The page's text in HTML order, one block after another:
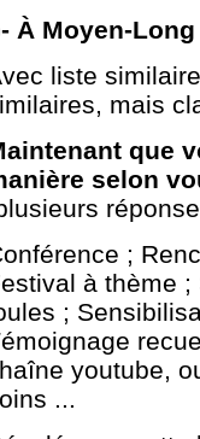
À Moyen-
liste
mais
que
selon
;
à thème
;
youtube,
...